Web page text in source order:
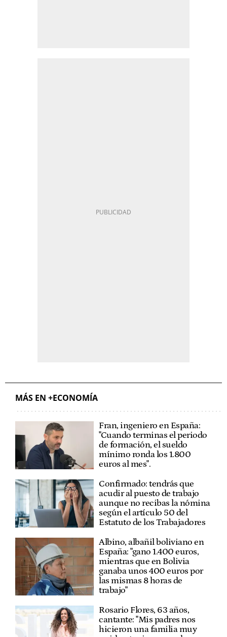
MÁS EN +ECONOMÍA
Fran, ingeniero en España:
"Cuando terminas el periodo
de formación, el sueldo
mínimo ronda los 1.800
euros al mes".
Confirmado: tendrás que
acudir al puesto de trabajo
aunque no recibas la nómina
según el artículo 50 del
Estatuto de los Trabajadores
Albino, albañil boliviano en
España: "gano 1.400 euros,
mientras que en Bolivia
ganaba unos 400 euros por
las mismas 8 horas de
trabajo"
Rosario Flores, 63 años,
cantante: "Mis padres nos
hicieron una familia muy